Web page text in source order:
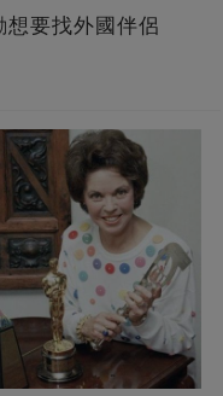
要找外國伴侶